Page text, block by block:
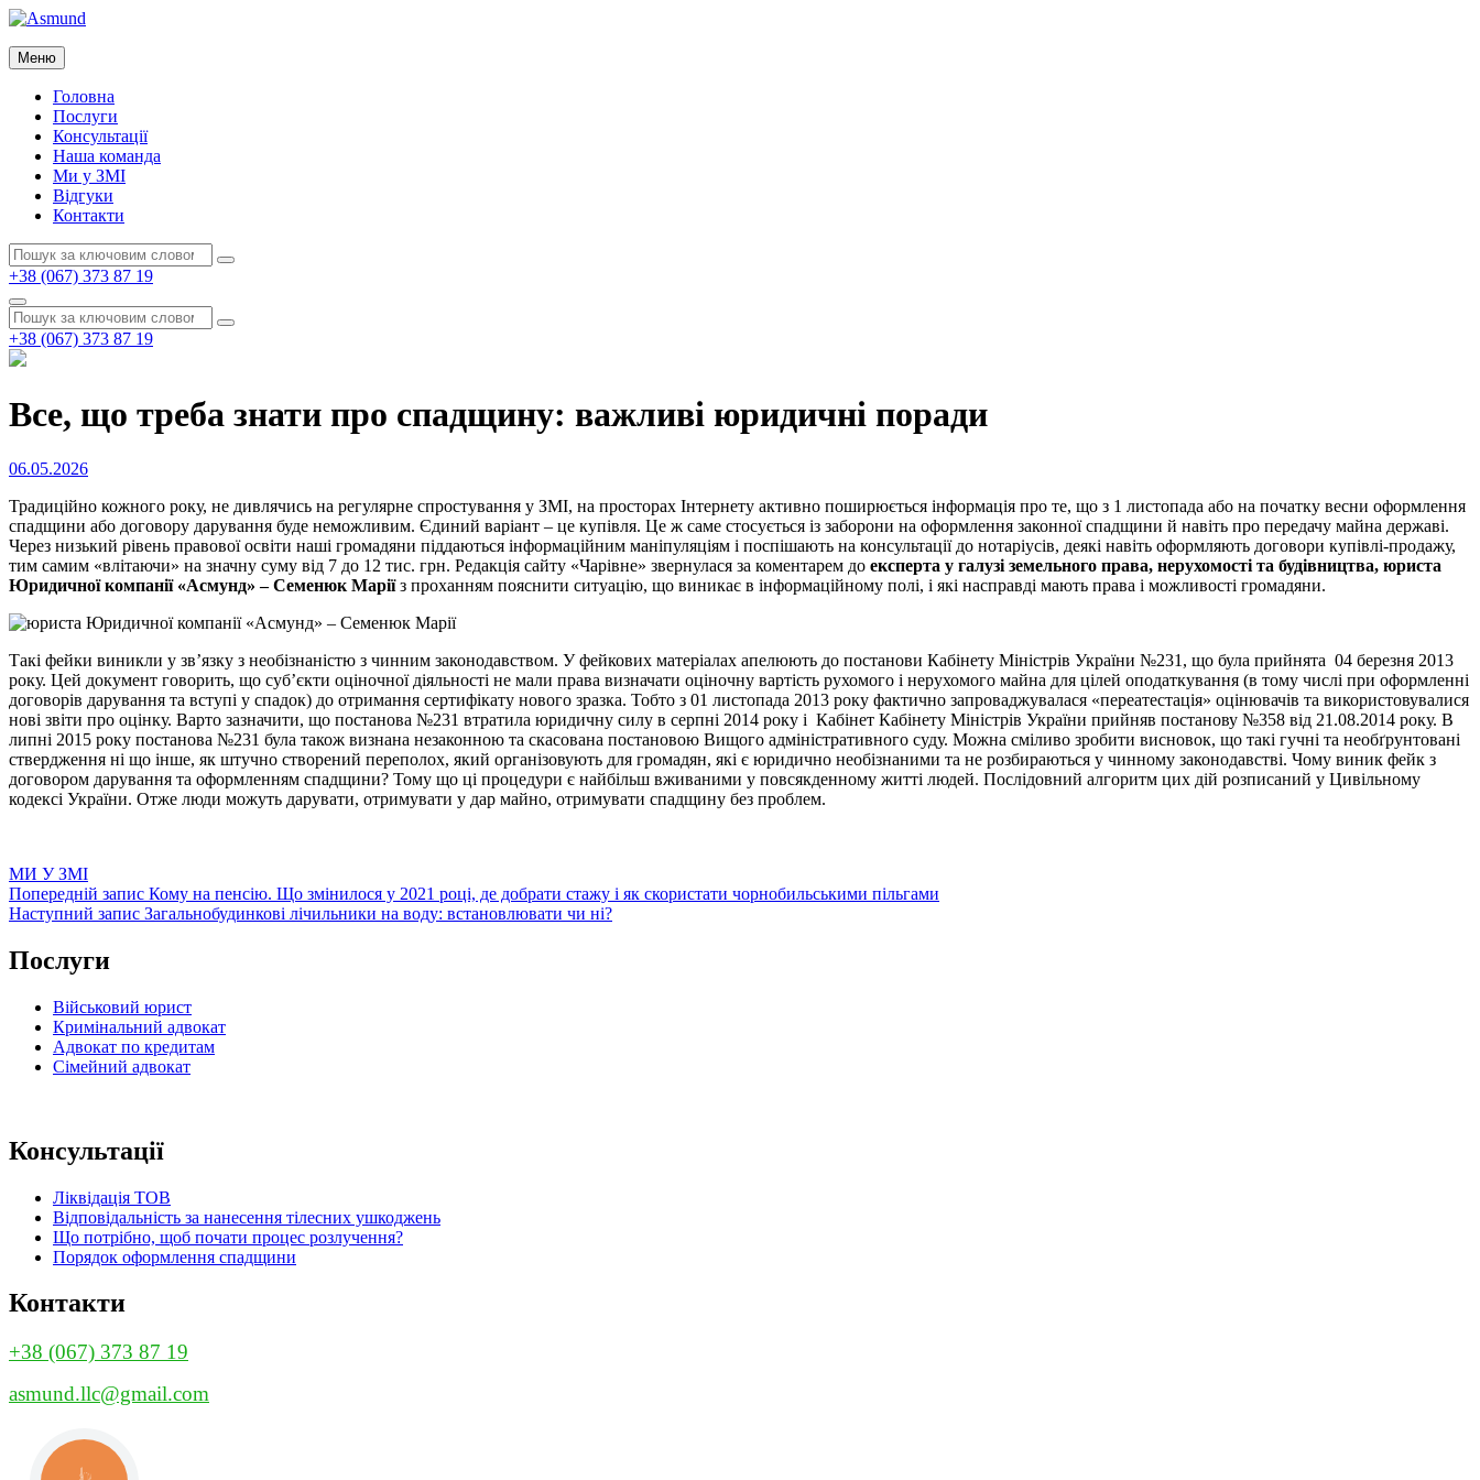
Перейти
вмісту
Asmund
Asmund
Меню
Головна
Послуги
Консультації
Наша команда
Ми у ЗМІ
Відгуки
Контакти
Пошук:
Пошук
+38 (067) 373 87 19
Пошук
Пошук:
Пошук
+38 (067) 373 87 19
Все, що треба знати про спадщину: важливі юридичні поради
Опубліковано
06.05.2026
Традиційно кожного року, не дивлячись на регулярне спростування у ЗМІ, на просторах Інтернету активно поширюється інформація про те, що з 1 листопада або на початку весни оформлення
спадщини або договору дарування буде неможливим. Єдиний варіант – це купівля. Це ж саме стосується із заборони на оформлення законної спадщини й навіть про передачу майна державі.
Через низький рівень правової освіти наші громадяни піддаються інформаційним маніпуляціям і поспішають на консультації до нотаріусів, деякі навіть оформляють договори купівлі-продажу,
тим самим «влітаючи» на значну суму від 7 до 12 тис. грн. Редакція сайту «Чарівне» звернулася за коментарем до експерта у галузі земельного права, нерухомості та будівництва, юриста
Юридичної компанії «Асмунд» – Семенюк Маріїз проханням пояснити ситуацію, що виникає в інформаційному полі, і які насправді мають права і можливості громадяни.
Такі фейки виникли у зв’язку з необізнаністю з чинним законодавством. У фейкових матеріалах апелюють до постанови Кабінету Міністрів України №231, що була прийнята 04 березня 2013
року. Цей документ говорить, що суб’єкти оціночної діяльності не мали права визначати оціночну вартість рухомого і нерухомого майна для цілей оподаткування (в тому числі при оформленні
договорів дарування та вступі у спадок) до отримання сертифікату нового зразка. Тобто з 01 листопада 2013 року фактично запроваджувалася «переатестація» оцінювачів та використовувалися
нові звіти про оцінку. Варто зазначити, що постанова №231 втратила юридичну силу в серпні 2014 року і Кабінет Кабінету Міністрів України прийняв постанову №358 від 21.08.2014 року. В
липні 2015 року постанова №231 була також визнана незаконною та скасована постановою Вищого адміністративного суду. Можна сміливо зробити висновок, що такі гучні та необґрунтовані
ствердження ні що інше, як штучно створений переполох, який організовують для громадян, які є юридично необізнаними та не розбираються у чинному законодавстві. Чому виник фейк з
договором дарування та оформленням спадщини? Тому що ці процедури є найбільш вживаними у повсякденному житті людей. Послідовний алгоритм цих дій розписаний у Цивільному
кодексі України. Отже люди можуть дарувати, отримувати у дар майно, отримувати спадщину без проблем.
Категорії
МИ У ЗМІ
Навігація
записів
Попередній
запис
Попередній запис Кому на пенсію. Що змінилося у 2021 році, де добрати стажу і як скористати чорнобильськими пільгами
Наступний
Наступний запис Загальнобудинкові лічильники на воду: встановлювати чи ні?
Послуги
Військовий юрист
Кримінальний адвокат
Адвокат по кредитам
Сімейний адвокат
Консультації
Ліквідація ТОВ
Відповідальність за нанесення тілесних ушкоджень
Що потрібно, щоб почати процес розлучення?
Порядок оформлення спадщини
Контакти
+38 (067) 373 87 19
asmund.llc@gmail.com